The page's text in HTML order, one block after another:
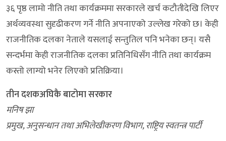
३६ पृष्ठ लामो नीति तथा कार्यक्रममा सरकारले खर्च कटौतीदेखि लिएर
अर्थव्यवस्था सुदृढीकरण गर्ने नीति अपनाएको उल्लेख गरेको छ। केही
राजनीतिक दलका नेताले यसलाई सन्तुतिल पनि भनेका छन्। यसै
सन्दर्भमा केही राजनीतिक दलका प्रतिनिधिसँग नीति तथा कार्यक्रम
कस्तो लाग्यो भनेर लिएको प्रतिक्रिया।
तीन दशकअघिकै बाटोमा सरकार
मनिष झा
प्रमुख, अनुसन्धान तथा अभिलेखीकरण विभाग, राष्ट्रिय स्वतन्त्र पार्टी